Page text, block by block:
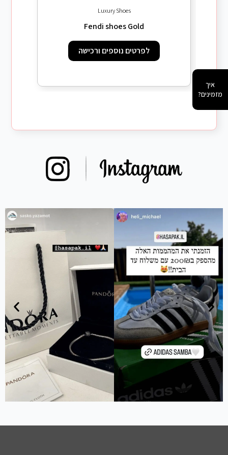
Luxury Shoes
Fendi shoes Gold
לפרטים נוספים ורכישה
איך
מזמינים?